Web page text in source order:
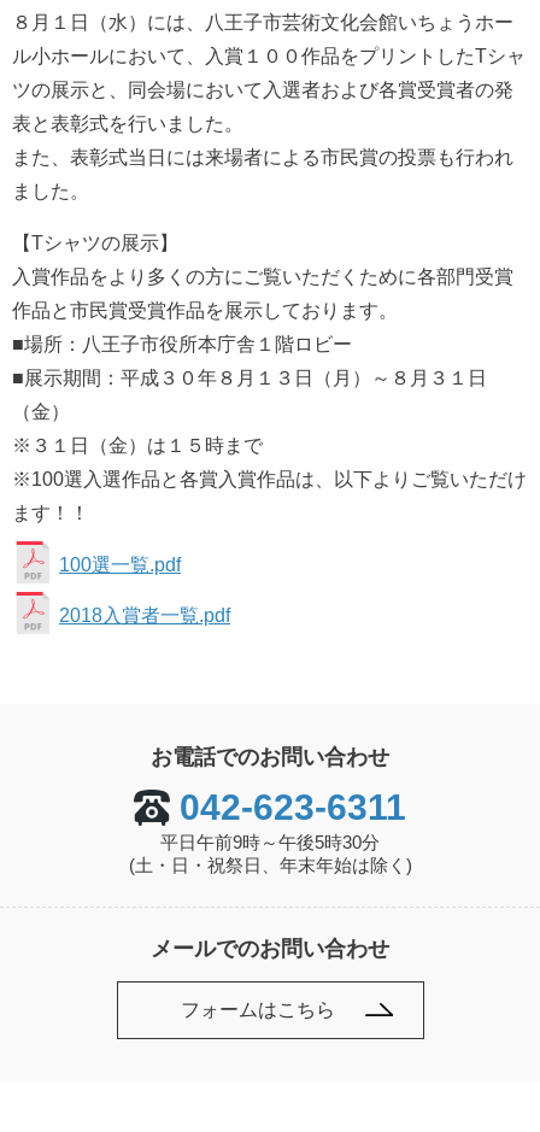
８月１日（水）には、八王子市芸術文化会館いちょうホー
ル小ホールにおいて、入賞１００作品をプリントしたTシャ
ツの展示と、同会場において入選者および各賞受賞者の発
表と表彰式を行いました。
また、表彰式当日には来場者による市民賞の投票も行われ
ました。
【Tシャツの展示】
入賞作品をより多くの方にご覧いただくために各部門受賞
作品と市民賞受賞作品を展示しております。
■場所：八王子市役所本庁舎１階ロビー
■展示期間：平成３０年８月１３日（月）～８月３１日
（金）
※３１日（金）は１５時まで
※100選入選作品と各賞入賞作品は、以下よりご覧いただけ
ます！！
100選一覧.pdf
2018入賞者一覧.pdf
お電話でのお問い合わせ
042-623-6311
平日午前9時～午後5時30分
(土・日・祝祭日、年末年始は除く)
メールでのお問い合わせ
フォームはこちら